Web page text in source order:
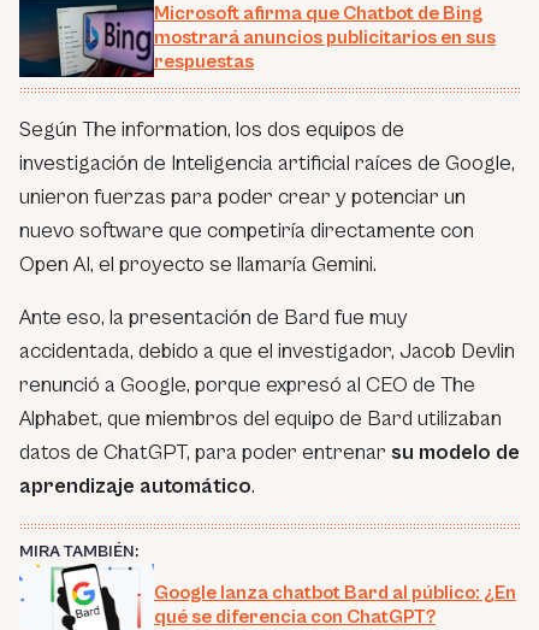
Microsoft afirma que Chatbot de Bing
mostrará anuncios publicitarios en sus
respuestas
Según The information, los dos equipos de
investigación de Inteligencia artificial raíces de Google,
unieron fuerzas para poder crear y potenciar un
nuevo software que competiría directamente con
Open AI, el proyecto se llamaría Gemini.
Ante eso, la presentación de Bard fue muy
accidentada, debido a que el investigador, Jacob Devlin
renunció a Google, porque expresó al CEO de The
Alphabet, que miembros del equipo de Bard utilizaban
datos de ChatGPT, para poder entrenar su modelo de
aprendizaje automático.
MIRA TAMBIÉN:
Google lanza chatbot Bard al público: ¿En
qué se diferencia con ChatGPT?